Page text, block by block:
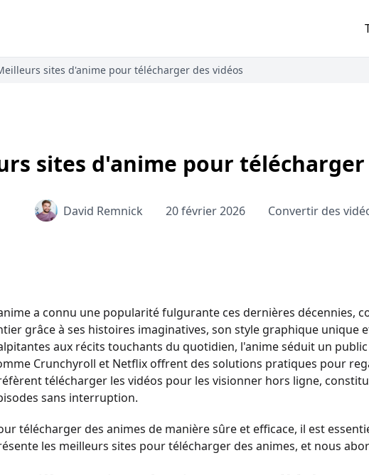
sites d'anime pour télécharger des vidéos
sites d'anime pour télécharger
David Remnick 20 février 2026 Convertir des
a connu une popularité fulgurante ces dernières décennies,
grâce à ses histoires imaginatives, son style graphique unique
aux récits touchants du quotidien, l'anime séduit un
Crunchyroll et Netflix offrent des solutions pratiques pour
télécharger les vidéos pour les visionner hors ligne,
sans interruption.
télécharger des animes de manière sûre et efficace, il est
les meilleurs sites pour télécharger des animes, et nous